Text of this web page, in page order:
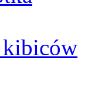
kibiców